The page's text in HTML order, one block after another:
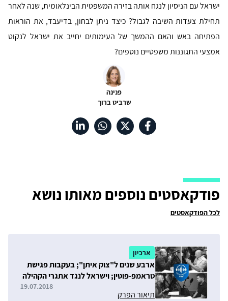
ישראל עם הניסיון לנגח אותה בזירה המשפטית הבינלאומית, שנה לאחר
תחילת צעדות השיבה לגבול? כיצד ניתן לבחון, בדיעבד, את הוראות
הפתיחה באש והאם ההמשך של העימותים יחייב את ישראל לנקוט
אמצעי התגוננות משפטיים נוספים?
פנינה
שרביט ברוך
פודקאסטים נוספים מאותו נושא
לכל הפודקאסטים
ארכיון
ארבע שנים ל"צוק איתן"; בעקבות פגישת
טראמפ-פוטין; וישראל לנגד אתגרי הקהילה
תיאור הפרק
19.07.2018